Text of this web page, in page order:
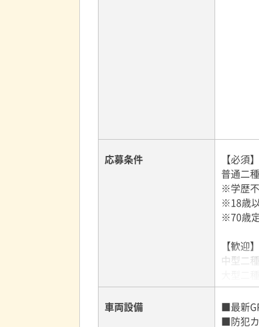
応募条件
【必須】
普通二
※学歴
※18歳
※70歳
【歓迎】
中型二
車両設備
■最新
■防犯